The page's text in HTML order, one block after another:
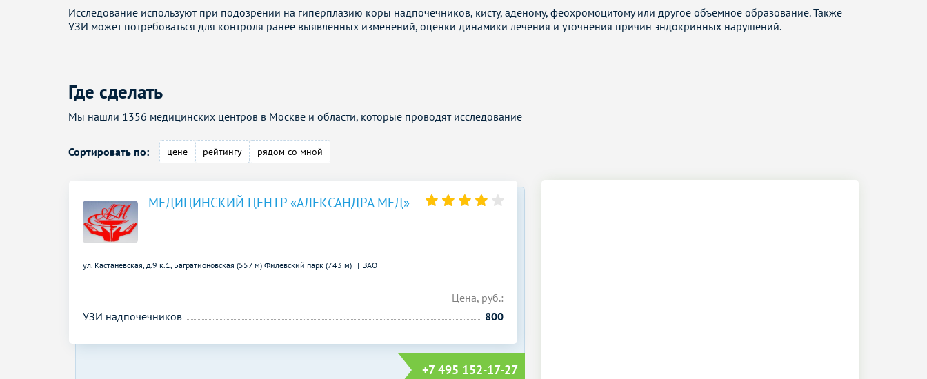
Где сделать
Мы нашли 1356 медицинских центров в Москве и области, которые проводят исследование
Сортировать по: цене рейтингу рядом со мной
Исследование используют при подозрении на гиперплазию коры надпочечников, кисту, аденому, феохромоцитому или другое объемное образование. Также
УЗИ может потребоваться для контроля ранее выявленных изменений, оценки динамики лечения и уточнения причин эндокринных нарушений.
МЕДИЦИНСКИЙ ЦЕНТР «АЛЕКСАНДРА МЕД»
ул. Кастаневская, д.9 к.1, Багратионовская (557 м) Филевский парк (743 м) ЗАО
Цена, руб.:
УЗИ надпочечников
800
+7 495 152-17-27